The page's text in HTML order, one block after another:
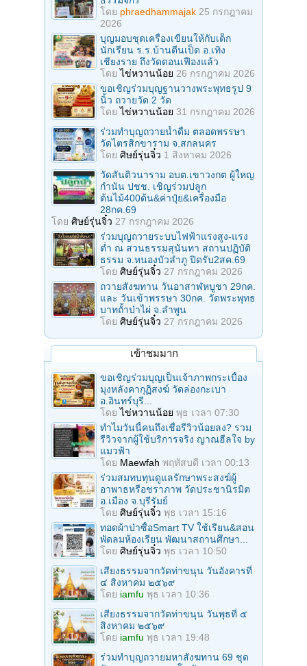
โดย phraedhammajak 25 กรกฎาคม
2026
บุญมอบชุดเครื่องเขียนให้กับเด็ก
นักเรียน ร.ร.บ้านตีนเป็ด อ.เทิง
เชียงราย ถึงวัดดอนเฟืองแล้ว
โดยไข่หวานน้อย 26 กรกฎาคม 2026
ขอเชิญร่วมบุญฐานวางพระพุทธรูป 9
นิ้ว ถวายวัด 2 วัด
โดยไข่หวานน้อย 31 กรกฎาคม 2026
ร่วมทําบุญถวายน้ำดื่ม ตลอดพรรษา
วัดไตรสิกขาราม จ.สกลนคร
โดย ศิษย์รุ่นจิ๋ว 1 สิงหาคม 2026
วัดสันติวนาราม อบต.เขาวงกต ผู้ใหญ
กํานัน ปชช. เชิญร่วมปลูก
ต้นไม้400ต้น&ค่าปุ๋ย&เครื่องมือ
28กค.69
โดย ศิษย์รุ่นจิ๋ว 27 กรกฎาคม 2026
ร่วมบุญถวายระบบไฟฟ้าแรงสูง-แรง
ต่ำ ณ สวนธรรมสุนันทา สถานปฏิบัติ
ธรรม จ.หนองบัวลำภู ปิดรับ2สค.69
โดย ศิษย์รุ่นจิ๋ว 27 กรกฎาคม 2026
ถวายสังฆทาน วันอาสาฬหบูชา 29กค.
และ วันเข้าพรรษา 30กค. วัดพระพุทธ
บาทถั้าป่าไผ่ จ.ลําพูน
โดย ศิษย์รุ่นจิ๋ว 27 กรกฎาคม 2026
เข้าชมมาก
ขอเชิญร่วมบุญเป็นเจ้าภาพกระเบื้อง
มุงหลังคากุฏิสงฆ์ วัดล่องกะเบา
อ.อินทร์บุรี...
โดยไข่หวานน้อย พุธ เวลา 07:30
ทำไมวันนี้คนถึงเชื่อรีวิวน้อยลง? รวม
รีวิวจากผู้ใช้บริการจริง ญาณฮีลใจ by
แมวฟ้า
โดย Maewfah พฤหัสบดี เวลา 00:13
ร่วมสมทบทุนดูแลรักษาพระสงฆ์ผู้
อาพาธหรือชราภาพ วัดประชานิรมิต
อ.เมือง จ.บุรีรัมย์
โดย ศิษย์รุ่นจิ๋ว พุธ เวลา 15:16
ทอดผ้าป่าซื้อSmart TV ใช้เรียน&สอน
พัดลมห้องเรียน พัฒนาสถานศึกษา...
โดย ศิษย์รุ่นจิ๋ว พุธ เวลา 10:50
เสียงธรรมจากวัดท่าขนุน วันอังคารที่
๔ สิงหาคม ๒๕๖๙
โดย iamfu พุธ เวลา 10:36
เสียงธรรมจากวัดท่าขนุน วันพุธที่ ๕
สิงหาคม ๒๕๖๙
โดย iamfu พุธ เวลา 19:48
ร่วมทําบุญถวายมหาสังฆทาน 69 ชุด